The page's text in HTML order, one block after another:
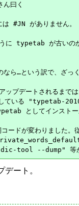
曰く
#JN がありません。
に typetab が古いの
ら…という訳で、ざっく
デートされるまでは
ている "typetab-
してインストール
ードが変わりました
ート。